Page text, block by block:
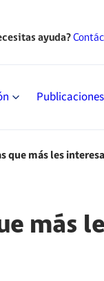
ayuda?
más les
más